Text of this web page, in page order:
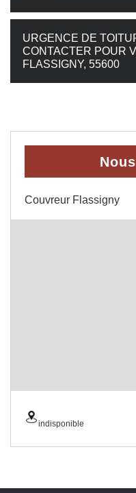
URGENCE DE
CONTACTER POUR
FLASSIGNY, 55600
Couvreur Flassigny
indisponible